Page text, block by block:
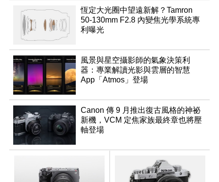
恆定大光圈中望遠新解？Tamron
50-130mm F2.8 內變焦光學系統專
利曝光
風景與星空攝影師的氣象決策利
器：專業解讀光影與雲層的智慧
App「Atmos」登場
Canon 傳 9 月推出復古風格的神祕
新機，VCM 定焦家族最終章也將壓
軸登場